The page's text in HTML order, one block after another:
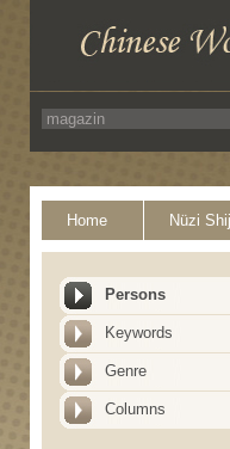
Home Nüzi
Persons
Keywords
Genre
Columns